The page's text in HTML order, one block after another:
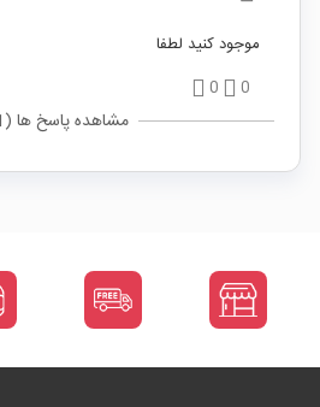
موجود کنید لطفا
0
0
مشاهده پاسخ ها (1)